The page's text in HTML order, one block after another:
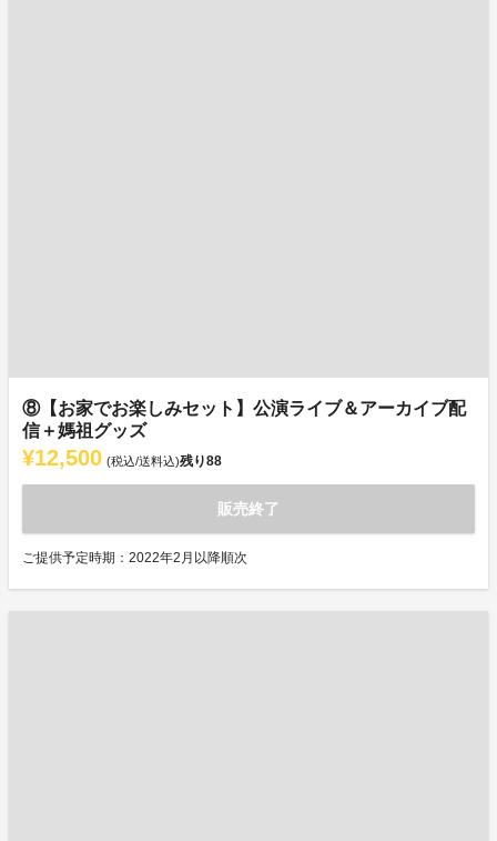
⑧【お家でお楽しみセット】公演ライブ＆アーカイブ配
信＋媽祖グッズ
¥12,500 (税込/送料込)残り88
販売終了
ご提供予定時期：2022年2月以降順次